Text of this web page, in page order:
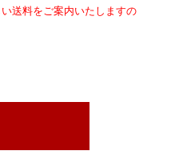
送料をご案内いたしますの